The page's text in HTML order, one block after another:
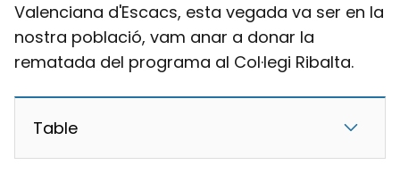
Valenciana d'Escacs, esta vegada va ser en la
nostra població, vam anar a donar la
rematada del programa al Col·legi Ribalta.
Table